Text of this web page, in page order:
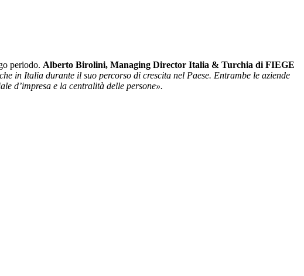
periodo. Alberto Birolini, Managing Director Italia & Turchia di FIEGE
in Italia durante il suo percorso di crescita nel Paese. Entrambe le aziende
d’impresa e la centralità delle persone».